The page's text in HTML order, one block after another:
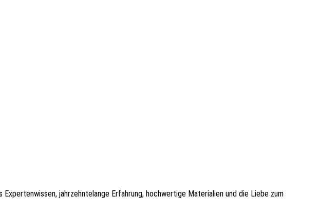
jahrzehntelange Erfahrung, hochwertige Materialien und die Liebe zum